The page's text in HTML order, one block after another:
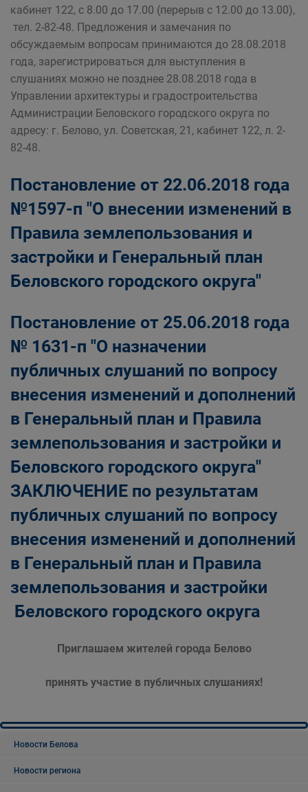
кабинет 122, с 8.00 до 17.00 (перерыв с 12.00 до 13.00),
тел. 2-82-48. Предложения и замечания по
обсуждаемым вопросам принимаются до 28.08.2018
года, зарегистрироваться для выступления в
слушаниях можно не позднее 28.08.2018 года в
Управлении архитектуры и градостроительства
Администрации Беловского городского округа по
адресу: г. Белово, ул. Советская, 21, кабинет 122, л. 2-
82-48.
Постановление от 22.06.2018 года
№1597-п "О внесении изменений в
Правила землепользования и
застройки и Генеральный план
Беловского городского округа"
Постановление от 25.06.2018 года
№ 1631-п "О назначении
публичных слушаний по вопросу
внесения изменений и дополнений
в Генеральный план и Правила
землепользования и застройки и
Беловского городского округа"
ЗАКЛЮЧЕНИЕ по результатам
публичных слушаний по вопросу
внесения изменений и дополнений
в Генеральный план и Правила
землепользования и застройки
Беловского городского округа
Приглашаем жителей города Белово
принять участие в публичных слушаниях!
Новости Белова
Новости региона